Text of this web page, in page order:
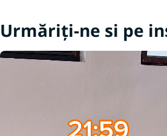
Urmăriți-ne si pe